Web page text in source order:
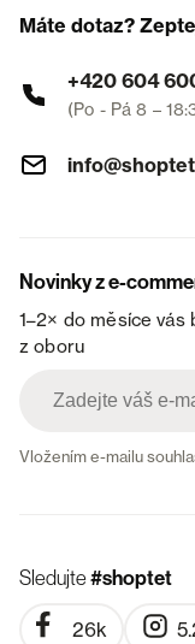
Máte dotaz?
+420 604
(Po - Pá 8 –
Novinky z e-
1–2× do měsíce
z oboru
Vložením e-mailu
Sledujte#shoptet
26k